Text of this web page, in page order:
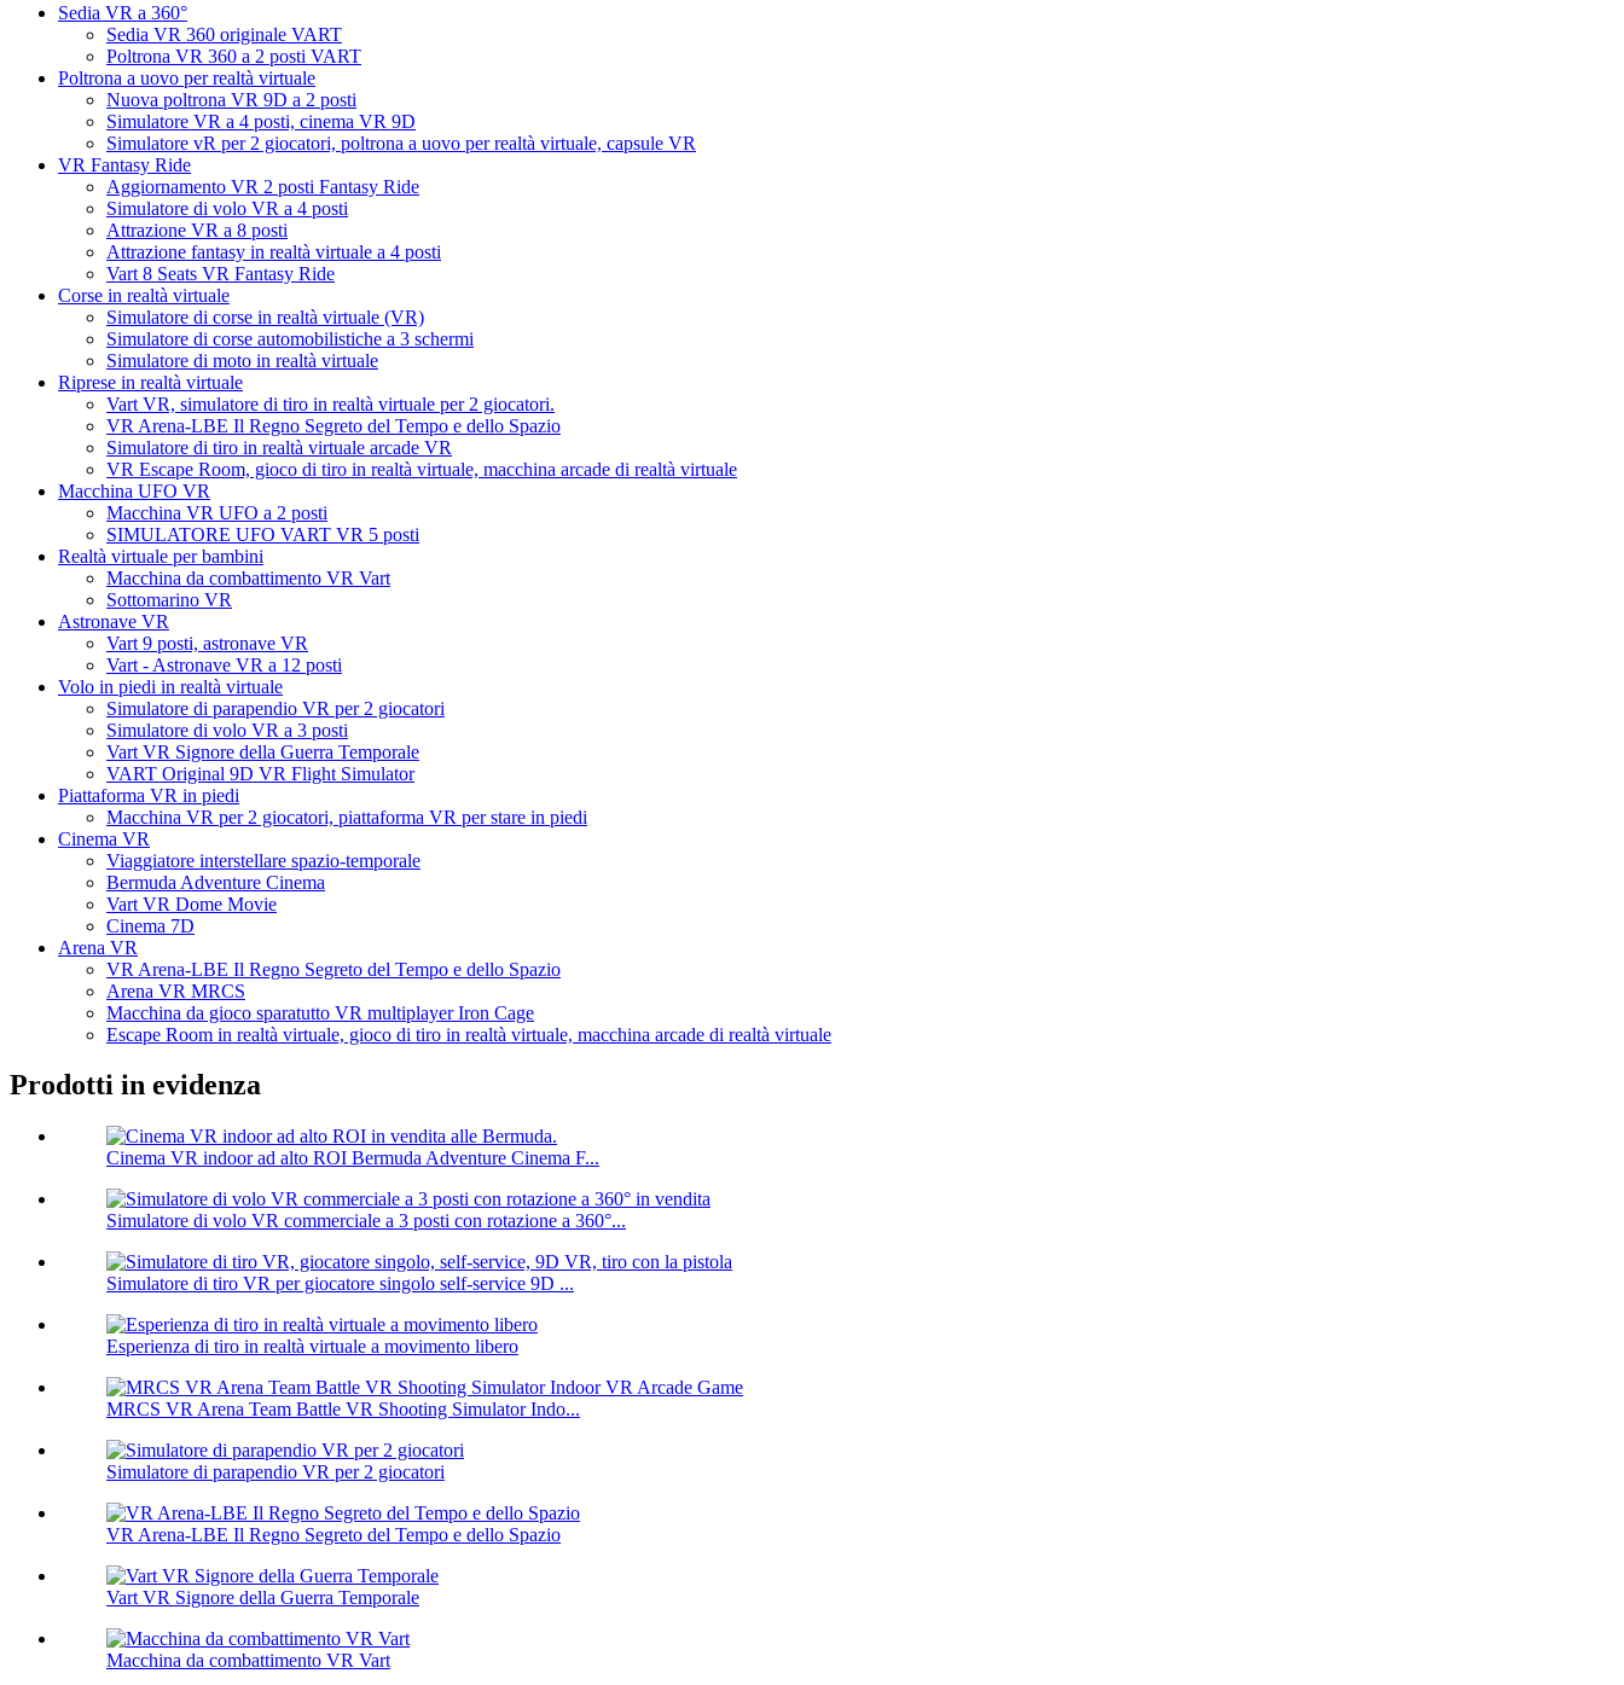
Sedia VR a 360°
Sedia VR 360 originale VART
Poltrona VR 360 a 2 posti VART
Poltrona a uovo per realtà virtuale
Nuova poltrona VR 9D a 2 posti
Simulatore VR a 4 posti, cinema VR 9D
Simulatore vR per 2 giocatori, poltrona a uovo per realtà virtuale, capsule VR
VR Fantasy Ride
Aggiornamento VR 2 posti Fantasy Ride
Simulatore di volo VR a 4 posti
Attrazione VR a 8 posti
Attrazione fantasy in realtà virtuale a 4 posti
Vart 8 Seats VR Fantasy Ride
Corse in realtà virtuale
Simulatore di corse in realtà virtuale (VR)
Simulatore di corse automobilistiche a 3 schermi
Simulatore di moto in realtà virtuale
Riprese in realtà virtuale
Vart VR, simulatore di tiro in realtà virtuale per 2 giocatori.
VR Arena-LBE Il Regno Segreto del Tempo e dello Spazio
Simulatore di tiro in realtà virtuale arcade VR
VR Escape Room, gioco di tiro in realtà virtuale, macchina arcade di realtà virtuale
Macchina UFO VR
Macchina VR UFO a 2 posti
SIMULATORE UFO VART VR 5 posti
Realtà virtuale per bambini
Macchina da combattimento VR Vart
Sottomarino VR
Astronave VR
Vart 9 posti, astronave VR
Vart - Astronave VR a 12 posti
Volo in piedi in realtà virtuale
Simulatore di parapendio VR per 2 giocatori
Simulatore di volo VR a 3 posti
Vart VR Signore della Guerra Temporale
VART Original 9D VR Flight Simulator
Piattaforma VR in piedi
Macchina VR per 2 giocatori, piattaforma VR per stare in piedi
Cinema VR
Viaggiatore interstellare spazio-temporale
Bermuda Adventure Cinema
Vart VR Dome Movie
Cinema 7D
Arena VR
VR Arena-LBE Il Regno Segreto del Tempo e dello Spazio
Arena VR MRCS
Macchina da gioco sparatutto VR multiplayer Iron Cage
Escape Room in realtà virtuale, gioco di tiro in realtà virtuale, macchina arcade di realtà virtuale
Prodotti in evidenza
Cinema VR indoor ad alto ROI Bermuda Adventure Cinema F...
Simulatore di volo VR commerciale a 3 posti con rotazione a 360°...
Simulatore di tiro VR per giocatore singolo self-service 9D ...
Esperienza di tiro in realtà virtuale a movimento libero
MRCS VR Arena Team Battle VR Shooting Simulator Indo...
Simulatore di parapendio VR per 2 giocatori
VR Arena-LBE Il Regno Segreto del Tempo e dello Spazio
Vart VR Signore della Guerra Temporale
Macchina da combattimento VR Vart